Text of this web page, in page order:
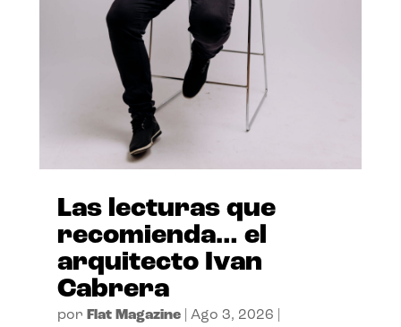
Las lecturas que
recomienda… el
arquitecto Ivan
Cabrera
por Flat Magazine| Ago 3, 2026